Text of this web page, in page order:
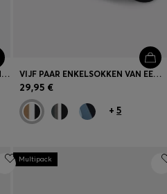
LOGOSOKKEN IN STANDAARDLENGTE VAN GEMERCERISEERDE EGYPTISCHE KATOEN VIJF PAAR ENKELSOKKEN VAN EEN KATOENMIX MET LOGO’S
29,95 €
+5
Multipack